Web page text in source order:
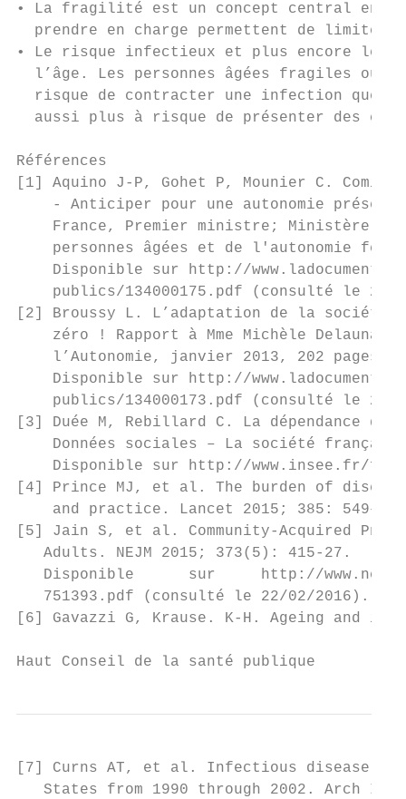
• La fragilité est un concept central en
prendre en charge permettent de limiter
• Le risque infectieux et plus encore le
l’âge. Les personnes âgées fragiles ou
risque de contracter une infection que
aussi plus à risque de présenter des
Références
[1] Aquino J-P, Gohet P, Mounier C.
- Anticiper pour une autonomie
France, Premier ministre; Ministère
personnes âgées et de l'autonomie
Disponible sur http://
publics/134000175.pdf (consulté le 22/
[2] Broussy L. L’adaptation de la société
zéro ! Rapport à Mme Michèle
    l’Autonomie, janvier 2013, 202 pages.
Disponible sur http://
publics/134000173.pdf (consulté le 22/
[3] Duée M, Rebillard C. La dépendance
Données sociales – La société
Disponible sur http://www.insee.fr/
[4] Prince MJ, et al. The burden of
    and practice. Lancet 2015; 385: 549–62.
[5] Jain S, et al. Community-Acquired
   Adults. NEJM 2015; 373(5): 415-27.
Disponible      sur     http://
   751393.pdf (consulté le 22/02/2016).
[6] Gavazzi G, Krause. K-H. Ageing and
Haut Conseil de la santé
[7] Curns AT, et al. Infectious disease
States from 1990 through 2002. Arch